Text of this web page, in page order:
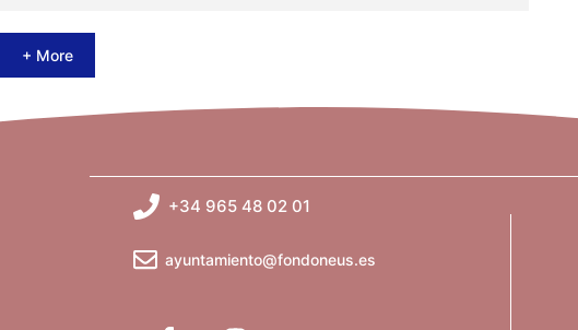
+ More
+34 965 48 02 01
ayuntamiento@fondoneus.es